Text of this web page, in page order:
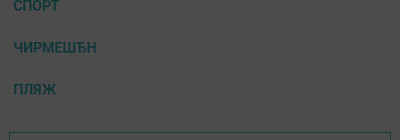
СПОРТ
ЧИРМЕШЂН
ПЛЯЖ